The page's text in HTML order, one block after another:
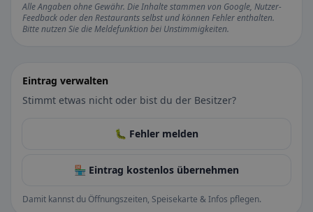
Alle Angaben ohne Gewähr. Die Inhalte stammen von Google, Nutzer-
Feedback oder den Restaurants selbst und können Fehler enthalten.
Bitte nutzen Sie die Meldefunktion bei Unstimmigkeiten.
Eintrag verwalten
Stimmt etwas nicht oder bist du der Besitzer?
🐛 Fehler melden
🏪 Eintrag kostenlos übernehmen
Damit kannst du Öffnungszeiten, Speisekarte & Infos pflegen.